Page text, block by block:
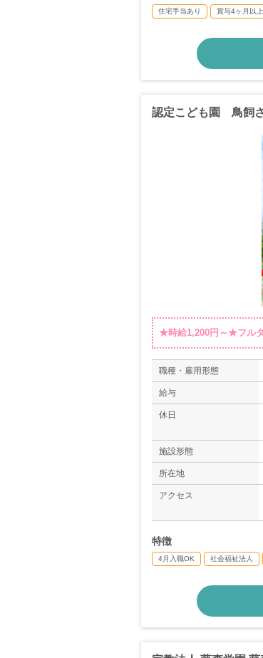
住宅手当あり 賞与4ヶ月以上
認定こども園 鳥飼
★時給1,200円～★フル
職種・雇用形態
給与
休日
施設形態
所在地
アクセス
特徴
4月入職OK 社会福祉法人